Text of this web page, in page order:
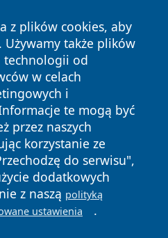
z plików cookies, aby
Używamy także plików
technologii od
w celach
i
te mogą być
przez naszych
korzystanie ze
do serwisu",
dodatkowych
z naszą polityką
ustawienia .
Wszystkie prawa zastrzeżone.
Polityka
Cookies